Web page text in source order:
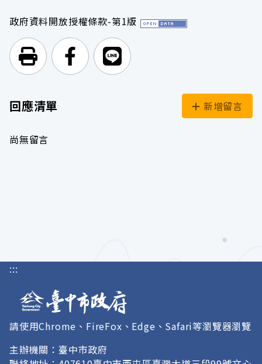
政府資料開放授權條款-第1版
列印頁面前往Facebook
前往Line
回應清單 新增留言
尚無留言
:::
請使用Chrome、FireFox、Edge、Safari等瀏覽器瀏覽
主辦機關：臺中市政府